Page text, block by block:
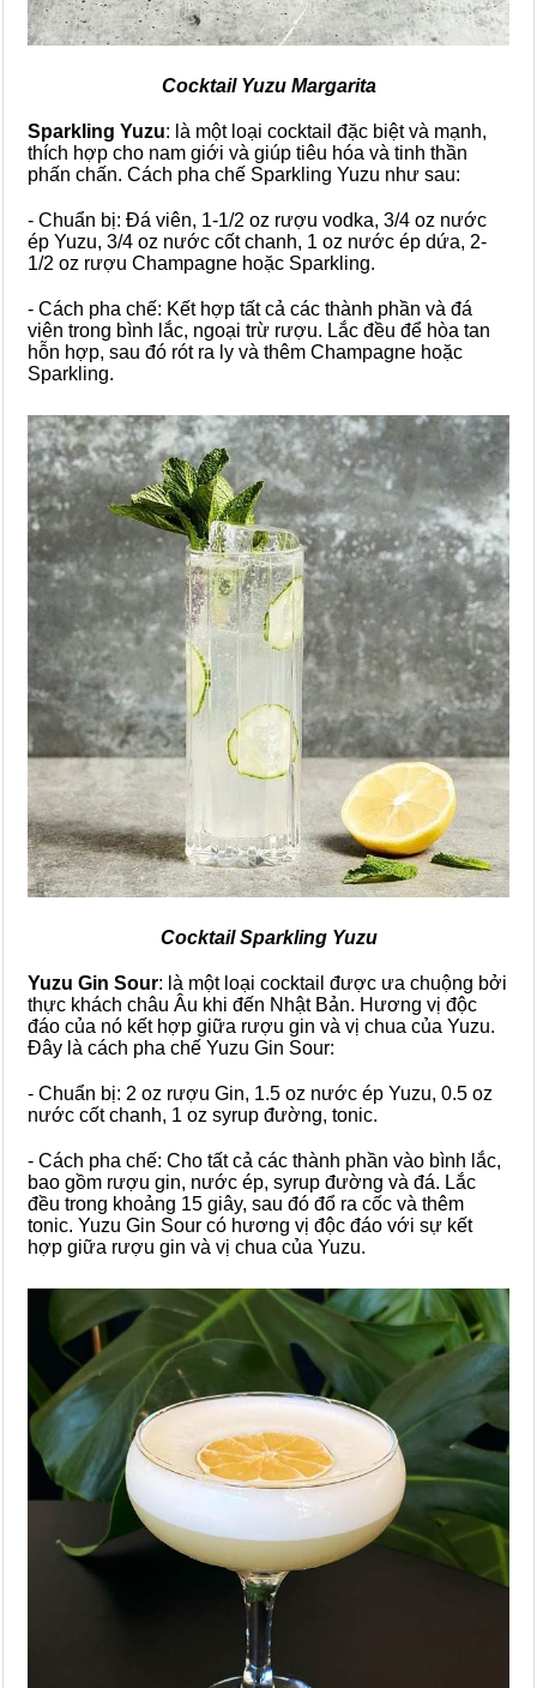
Cocktail Yuzu Margarita
Sparkling Yuzu: là một loại cocktail đặc biệt và mạnh,
thích hợp cho nam giới và giúp tiêu hóa và tinh thần
phấn chấn. Cách pha chế Sparkling Yuzu như sau:
- Chuẩn bị: Đá viên, 1-1/2 oz rượu vodka, 3/4 oz nước
ép Yuzu, 3/4 oz nước cốt chanh, 1 oz nước ép dứa, 2-
1/2 oz rượu Champagne hoặc Sparkling.
- Cách pha chế: Kết hợp tất cả các thành phần và đá
viên trong bình lắc, ngoại trừ rượu. Lắc đều để hòa tan
hỗn hợp, sau đó rót ra ly và thêm Champagne hoặc
Sparkling.
Cocktail Sparkling Yuzu
Yuzu Gin Sour: là một loại cocktail được ưa chuộng bởi
thực khách châu Âu khi đến Nhật Bản. Hương vị độc
đáo của nó kết hợp giữa rượu gin và vị chua của Yuzu.
Đây là cách pha chế Yuzu Gin Sour:
- Chuẩn bị: 2 oz rượu Gin, 1.5 oz nước ép Yuzu, 0.5 oz
nước cốt chanh, 1 oz syrup đường, tonic.
- Cách pha chế: Cho tất cả các thành phần vào bình lắc,
bao gồm rượu gin, nước ép, syrup đường và đá. Lắc
đều trong khoảng 15 giây, sau đó đổ ra cốc và thêm
tonic. Yuzu Gin Sour có hương vị độc đáo với sự kết
hợp giữa rượu gin và vị chua của Yuzu.